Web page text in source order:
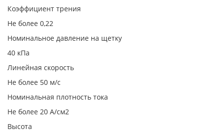
Коэффициент трения
Не более 0,22
Номинальное давление на щетку
40 кПа
Линейная скорость
Не более 50 м/с
Номинальная плотность тока
Не более 20 А/см2
Высота